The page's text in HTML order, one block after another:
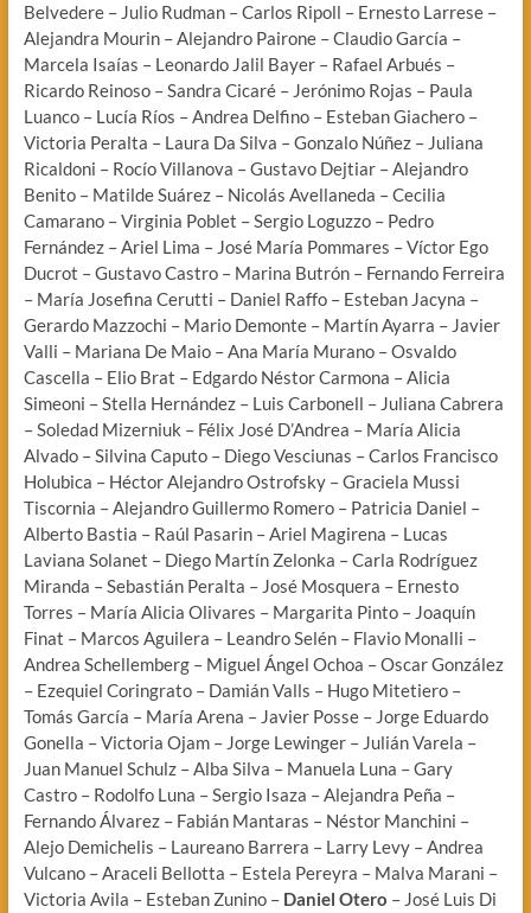
Belvedere – Julio Rudman – Carlos Ripoll – Ernesto Larrese –
Alejandra Mourin – Alejandro Pairone – Claudio García –
Marcela Isaías – Leonardo Jalil Bayer – Rafael Arbués –
Ricardo Reinoso – Sandra Cicaré – Jerónimo Rojas – Paula
Luanco – Lucía Ríos – Andrea Delfino – Esteban Giachero –
Victoria Peralta – Laura Da Silva – Gonzalo Núñez – Juliana
Ricaldoni – Rocío Villanova – Gustavo Dejtiar – Alejandro
Benito – Matilde Suárez – Nicolás Avellaneda – Cecilia
Camarano – Virginia Poblet – Sergio Loguzzo – Pedro
Fernández – Ariel Lima – José María Pommares – Víctor Ego
Ducrot – Gustavo Castro – Marina Butrón – Fernando Ferreira
– María Josefina Cerutti – Daniel Raffo – Esteban Jacyna –
Gerardo Mazzochi – Mario Demonte – Martín Ayarra – Javier
Valli – Mariana De Maio – Ana María Murano – Osvaldo
Cascella – Elio Brat – Edgardo Néstor Carmona – Alicia
Simeoni – Stella Hernández – Luis Carbonell – Juliana Cabrera
– Soledad Mizerniuk – Félix José D’Andrea – María Alicia
Alvado – Silvina Caputo – Diego Vesciunas – Carlos Francisco
Holubica – Héctor Alejandro Ostrofsky – Graciela Mussi
Tiscornia – Alejandro Guillermo Romero – Patricia Daniel –
Alberto Bastia – Raúl Pasarin – Ariel Magirena – Lucas
Laviana Solanet – Diego Martín Zelonka – Carla Rodríguez
Miranda – Sebastián Peralta – José Mosquera – Ernesto
Torres – María Alicia Olivares – Margarita Pinto – Joaquín
Finat – Marcos Aguilera – Leandro Selén – Flavio Monalli –
Andrea Schellemberg – Miguel Ángel Ochoa – Oscar González
– Ezequiel Coringrato – Damián Valls – Hugo Mitetiero –
Tomás García – María Arena – Javier Posse – Jorge Eduardo
Gonella – Victoria Ojam – Jorge Lewinger – Julián Varela –
Juan Manuel Schulz – Alba Silva – Manuela Luna – Gary
Castro – Rodolfo Luna – Sergio Isaza – Alejandra Peña –
Fernando Álvarez – Fabián Mantaras – Néstor Manchini –
Alejo Demichelis – Laureano Barrera – Larry Levy – Andrea
Vulcano – Araceli Bellotta – Estela Pereyra – Malva Marani –
Victoria Avila – Esteban Zunino – Daniel Otero – José Luis Di